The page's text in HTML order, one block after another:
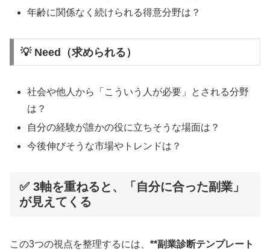
年齢に関係なく続けられる得意分野は？
💡 Need（求められる）
社会や他人から「こういう人が必要」とされる分野
は？
自分の経験が誰かの役に立ちそうな場面は？
今後伸びそうな市場やトレンドは？
✅ 3軸を重ねると、「自分に合った副業」
が見えてくる
この3つの視点を整理するには、 **副業診断テンプレート